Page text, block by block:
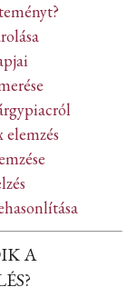
elemzés
A